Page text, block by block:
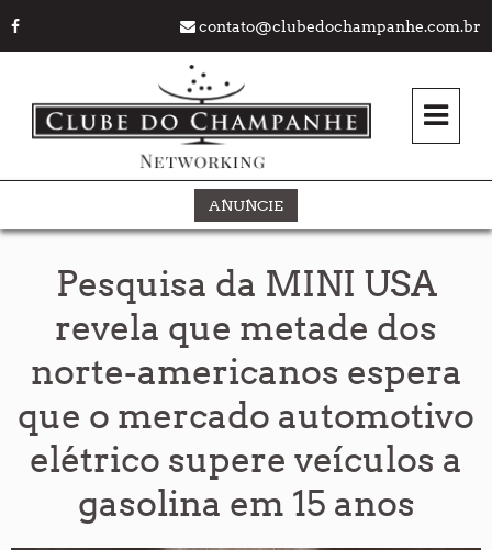
contato@clubedochampanhe.com.br
ANUNCIE
Pesquisa da MINI USA
revela que metade dos
norte-americanos espera
que o mercado automotivo
elétrico supere veículos a
gasolina em 15 anos